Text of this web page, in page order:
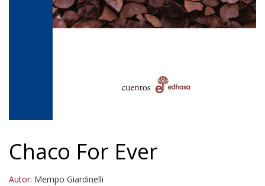
Chaco For Ever
Autor: Mempo Giardinelli